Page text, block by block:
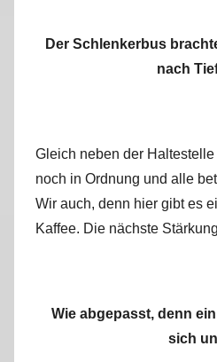
Der Schlenkerbus
nach
Gleich neben der
noch in Ordnung und alle
Wir auch, denn hier gibt es
Kaffee. Die nächste
Wie abgepasst, denn
sich